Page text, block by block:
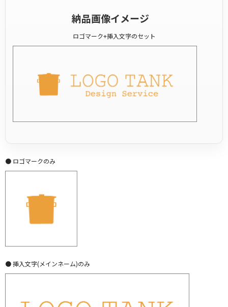
納品画像イメージ
ロゴマーク+挿入文字のセット
● ロゴマークのみ
● 挿入文字(メインネーム)のみ